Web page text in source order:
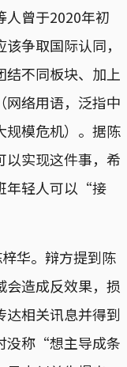
人曾于2020年初
争取国际认同，
不同板块、加上
络用语，泛指中
规模危机）。据陈
以实现这件事，希
年轻人可以“接
华。辩方提到陈
会造成反效果，损
达相关讯息并得到
没称“想主导成条